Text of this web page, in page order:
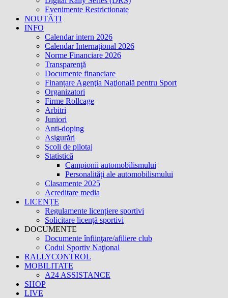
Evenimente Restrictionate
NOUTĂȚI
INFO
Calendar intern 2026
Calendar Internațional 2026
Norme Financiare 2026
Transparenţă
Documente financiare
Finanțare Agenţia Naţională pentru Sport
Organizatori
Firme Rollcage
Arbitri
Juniori
Anti-doping
Asigurări
Şcoli de pilotaj
Statistică
Campionii automobilismului
Personalități ale automobilismului
Clasamente 2025
Acreditare media
LICENȚE
Regulamente licențiere sportivi
Solicitare licență sportivi
DOCUMENTE
Documente înfiinţare/afiliere club
Codul Sportiv Naţional
RALLYCONTROL
MOBILITATE
A24 ASSISTANCE
SHOP
LIVE